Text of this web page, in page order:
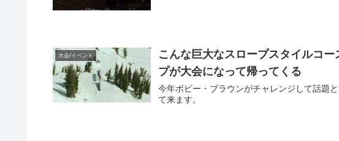
大会/イベント
こんな巨大なスロープスタイルコ
プが大会になって帰ってくる
今年ボビー・ブラウンがチャレンジして話題
て来ます。